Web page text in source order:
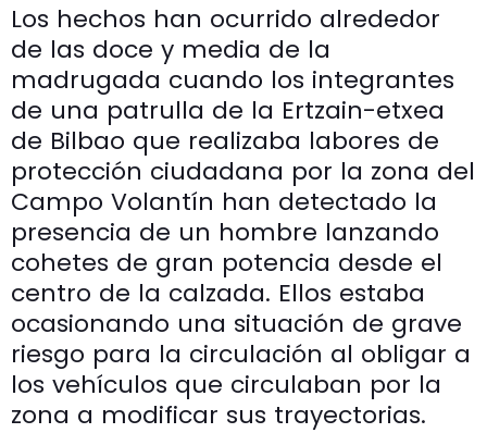
Los hechos han ocurrido alrededor
de las doce y media de la
madrugada cuando los integrantes
de una patrulla de la Ertzain-etxea
de Bilbao que realizaba labores de
protección ciudadana por la zona del
Campo Volantín han detectado la
presencia de un hombre lanzando
cohetes de gran potencia desde el
centro de la calzada. Ellos estaba
ocasionando una situación de grave
riesgo para la circulación al obligar a
los vehículos que circulaban por la
zona a modificar sus trayectorias.